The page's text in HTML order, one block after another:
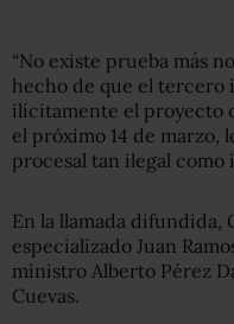
“No existe prueba más
hecho de que el tercero
ilícitamente el proyecto
el próximo 14 de marzo,
procesal tan ilegal como
En la llamada difundida,
especializado Juan
ministro Alberto Pérez
Cuevas.